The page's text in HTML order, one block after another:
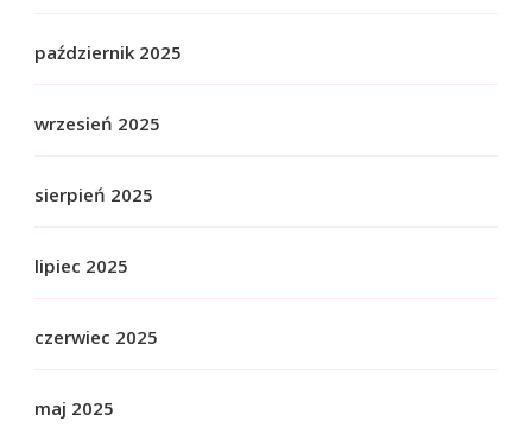
październik 2025
wrzesień 2025
sierpień 2025
lipiec 2025
czerwiec 2025
maj 2025